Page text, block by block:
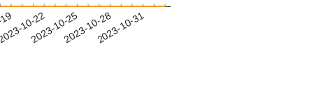
10-22
2023-10-252023-10-282023-10-31